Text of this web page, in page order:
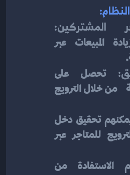
المشتركين:
يستفيدون من زيادة المبيعات عبر
إضافي من خلال الترويج للمتاجر عبر